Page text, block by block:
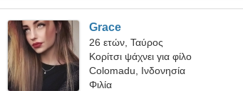
Grace
26 ετών, Ταύρος
Κορίτσι ψάχνει για φίλο
Colomadu, Ινδονησία
Φιλία